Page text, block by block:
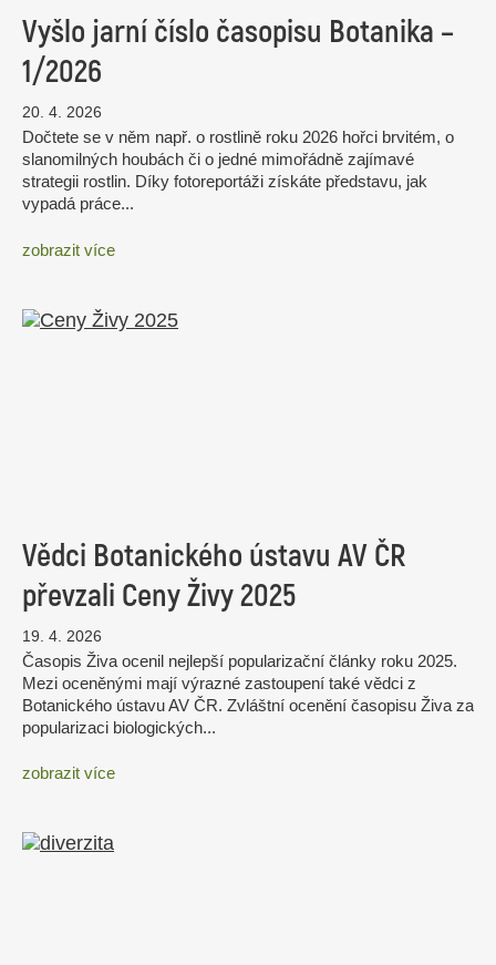
Vyšlo jarní číslo časopisu Botanika –
1/2026
20. 4. 2026
Dočtete se v něm např. o rostlině roku 2026 hořci brvitém, o
slanomilných houbách či o jedné mimořádně zajímavé
strategii rostlin. Díky fotoreportáži získáte představu, jak
vypadá práce...
zobrazit více
Vědci Botanického ústavu AV ČR
převzali Ceny Živy 2025
19. 4. 2026
Časopis Živa ocenil nejlepší popularizační články roku 2025.
Mezi oceněnými mají výrazné zastoupení také vědci z
Botanického ústavu AV ČR. Zvláštní ocenění časopisu Živa za
popularizaci biologických...
zobrazit více